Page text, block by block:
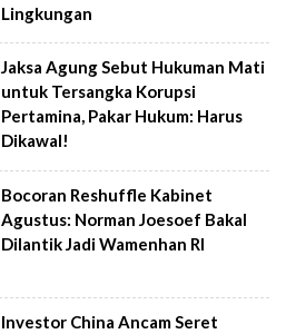
Lingkungan
Jaksa Agung Sebut Hukuman Mati
untuk Tersangka Korupsi
Pertamina, Pakar Hukum: Harus
Dikawal!
Bocoran Reshuffle Kabinet
Agustus: Norman Joesoef Bakal
Dilantik Jadi Wamenhan RI
Investor China Ancam Seret